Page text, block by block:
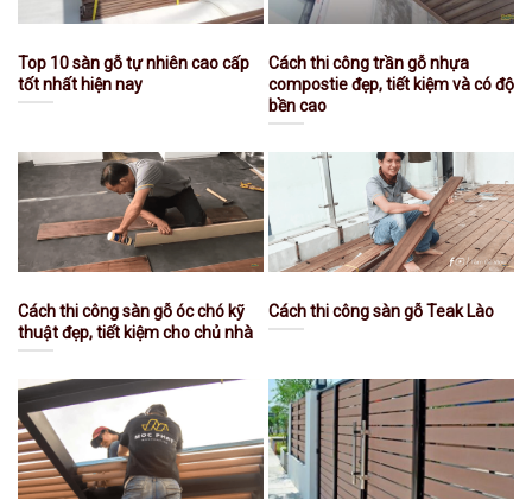
Top 10 sàn gỗ tự nhiên cao cấp
tốt nhất hiện nay
Cách thi công trần gỗ nhựa
compostie đẹp, tiết kiệm và có độ
bền cao
Cách thi công sàn gỗ óc chó kỹ
thuật đẹp, tiết kiệm cho chủ nhà
Cách thi công sàn gỗ Teak Lào